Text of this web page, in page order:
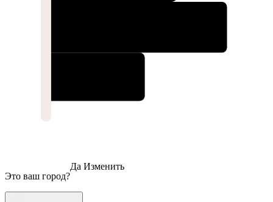
Это ваш город?
Да Изменить